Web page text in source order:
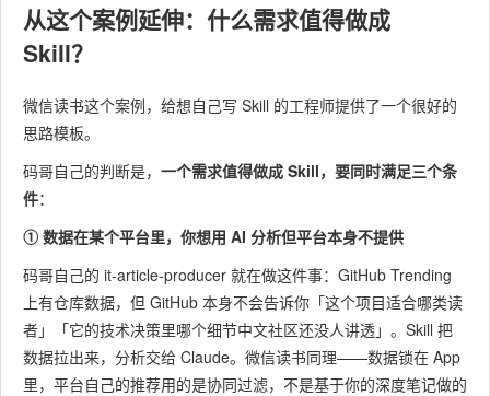
从这个案例延伸：什么需求值得做成
Skill？
微信读书这个案例，给想自己写 Skill 的工程师提供了一个很好的
思路模板。
码哥自己的判断是， 一个需求值得做成 Skill，要同时满足三个条
件：
① 数据在某个平台里，你想用 AI 分析但平台本身不提供
码哥自己的 it-article-producer 就在做这件事：GitHub Trending
上有仓库数据，但 GitHub 本身不会告诉你「这个项目适合哪类读
者」「它的技术决策里哪个细节中文社区还没人讲透」。Skill 把
数据拉出来，分析交给 Claude。微信读书同理——数据锁在 App
里，平台自己的推荐用的是协同过滤，不是基于你的深度笔记做的